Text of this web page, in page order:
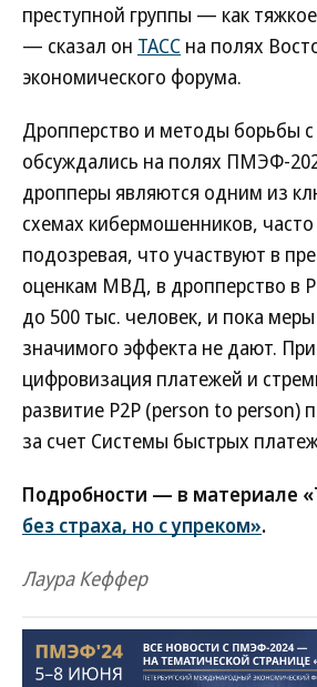
преступной группы — как
— сказал он ТАСС на полях
экономического форума.
Дропперство и методы борьбы
обсуждались на полях ПМЭФ-
дропперы являются одним из
схемах кибермошенников,
подозревая, что участвуют в
оценкам МВД, в дропперство в
до 500 тыс. человек, и пока
значимого эффекта не дают.
цифровизация платежей и
развитие P2P (person to person)
за счет Системы быстрых
Подробности — в материале
без страха, но с упреком».
Лаура Кеффер